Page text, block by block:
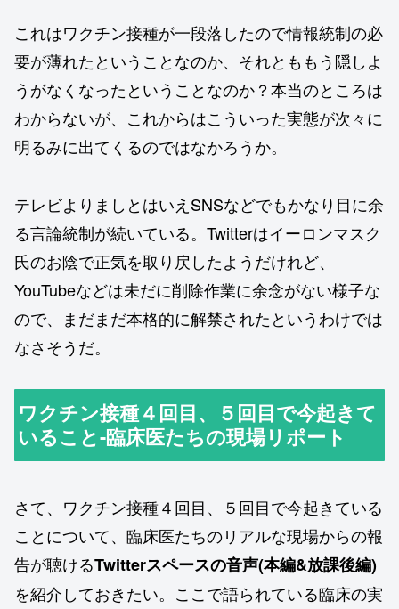
これはワクチン接種が一段落したので情報統制の必
要が薄れたということなのか、それとももう隠しよ
うがなくなったということなのか？本当のところは
わからないが、これからはこういった実態が次々に
明るみに出てくるのではなかろうか。
テレビよりましとはいえSNSなどでもかなり目に余
る言論統制が続いている。Twitterはイーロンマスク
氏のお陰で正気を取り戻したようだけれど、
YouTubeなどは未だに削除作業に余念がない様子な
ので、まだまだ本格的に解禁されたというわけでは
なさそうだ。
ワクチン接種４回目、５回目で今起きて
いること-臨床医たちの現場リポート
さて、ワクチン接種４回目、５回目で今起きている
ことについて、臨床医たちのリアルな現場からの報
告が聴けるTwitterスペースの音声(本編&放課後編)
を紹介しておきたい。ここで語られている臨床の実